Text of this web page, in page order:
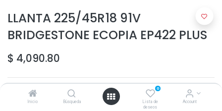
Inicio Búsqueda
0
Lista de
deseos
Account
LLANTA 225/45R18 91V
BRIDGESTONE ECOPIA EP422 PLUS
$ 4,090.80